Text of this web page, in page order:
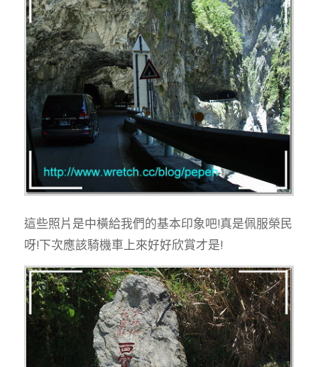
這些照片是中橫給我們的基本印象吧!真是佩服榮民
呀!下次應該騎機車上來好好欣賞才是!